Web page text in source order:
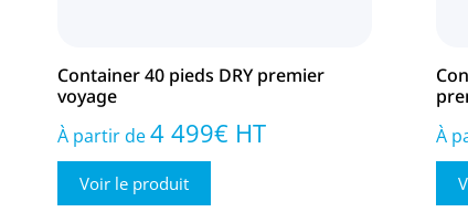
Container 40 pieds DRY premier
voyage
À partir de4 499€ HT
Voir le produit
À